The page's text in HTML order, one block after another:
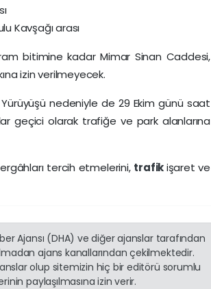
Kavşağı arası
bitimine kadar Mimar Sinan Caddesi,
izin verilmeyecek.
nedeniyle de 29 Ekim günü saat
geçici olarak trafiğe ve park alanlarına
tercih etmelerini, trafikişaret ve
Ajansı (DHA) ve diğer ajanslar tarafından
ajans kanallarından çekilmektedir.
olup sitemizin hiç bir editörü sorumlu
paylaşılmasına izin verir.